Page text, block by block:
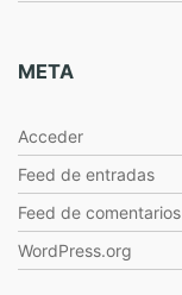
META
Acceder
Feed de entradas
Feed de comentarios
WordPress.org